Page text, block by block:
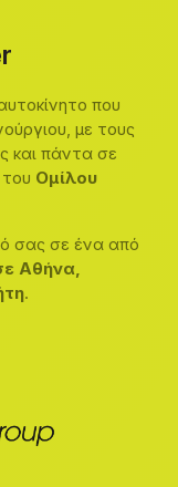
που
με τους
και πάντα σε
Ομίλου
σας σε ένα από
Αθήνα,
.